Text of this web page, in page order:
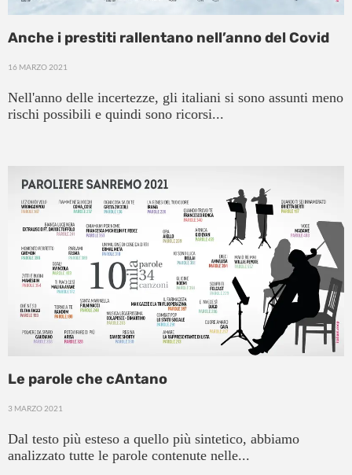
Anche i prestiti rallentano nell’anno del Covid
16 MARZO 2021
Nell'anno delle incertezze, gli italiani si sono assunti meno
rischi possibili e quindi sono ricorsi...
Le parole che cAntano
3 MARZO 2021
Dal testo più esteso a quello più sintetico, abbiamo
analizzato tutte le parole contenute nelle...